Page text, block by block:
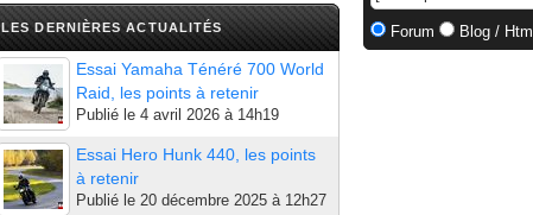
LES DERNIÈRES ACTUALITÉS
Essai Yamaha Ténéré 700 World
Raid, les points à retenir
Publié le 4 avril 2026 à 14h19
Essai Hero Hunk 440, les points
à retenir
Publié le 20 décembre 2025 à 12h27
Forum Blog / Html